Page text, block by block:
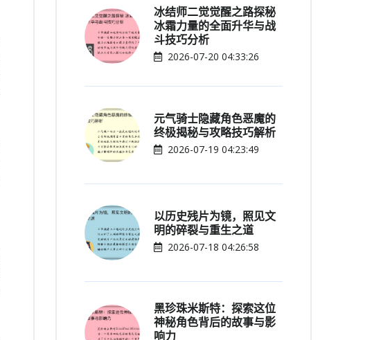
冰结师二觉觉醒之路探秘
冰霜力量的全面升华与战
斗技巧分析
2026-07-20 04:33:26
元气骑士隐藏角色恶魔的
终极揭秘与攻略技巧解析
2026-07-19 04:23:49
以历史残片为镜，照见文
明的碎裂与重生之道
2026-07-18 04:26:58
黑珍珠米斯特：探索这位
神秘角色背后的故事与影
响力